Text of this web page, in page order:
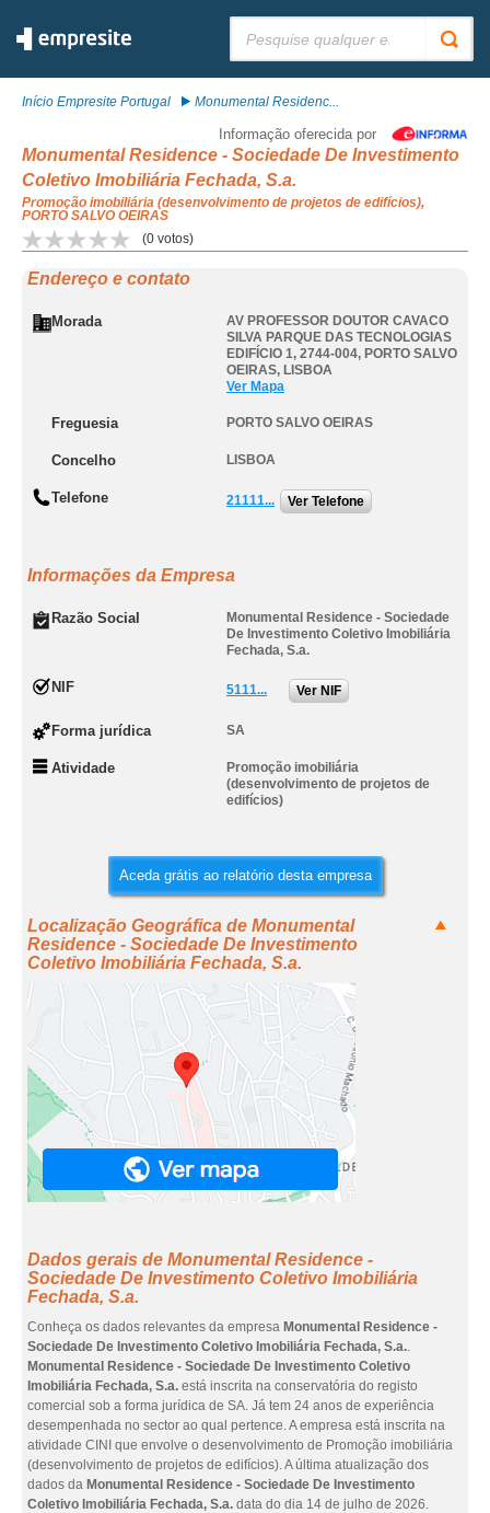
Início Empresite Portugal Monumental Residenc...
Informação oferecida por
Monumental Residence - Sociedade De Investimento
Coletivo Imobiliária Fechada, S.a.
Promoção imobiliária (desenvolvimento de projetos de edifícios),
PORTO SALVO OEIRAS
(0 votos)
Endereço e contato
Morada
AV PROFESSOR DOUTOR CAVACO
SILVA PARQUE DAS TECNOLOGIAS
EDIFÍCIO 1, 2744-004, PORTO SALVO
OEIRAS, LISBOA
Ver Mapa
Freguesia PORTO SALVO OEIRAS
Concelho LISBOA
Telefone 21111... Ver Telefone
Informações da Empresa
Razão Social
Monumental Residence - Sociedade
De Investimento Coletivo Imobiliária
Fechada, S.a.
NIF 5111... Ver NIF
Forma jurídica SA
Atividade
Promoção imobiliária
(desenvolvimento de projetos de
edifícios)
Aceda grátis ao relatório desta empresa
Localização Geográfica de Monumental
Residence - Sociedade De Investimento
Coletivo Imobiliária Fechada, S.a.
Dados gerais de Monumental Residence -
Sociedade De Investimento Coletivo Imobiliária
Fechada, S.a.
Conheça os dados relevantes da empresa Monumental Residence -
Sociedade De Investimento Coletivo Imobiliária Fechada, S.a..
Monumental Residence - Sociedade De Investimento Coletivo
Imobiliária Fechada, S.a. está inscrita na conservatória do registo
comercial sob a forma jurídica de SA. Já tem 24 anos de experiência
desempenhada no sector ao qual pertence. A empresa está inscrita na
atividade CINI que envolve o desenvolvimento de Promoção imobiliária
(desenvolvimento de projetos de edifícios). A última atualização dos
dados da Monumental Residence - Sociedade De Investimento
Coletivo Imobiliária Fechada, S.a. data do dia 14 de julho de 2026.